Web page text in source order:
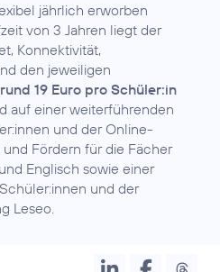
jährlich erworben
von 3 Jahren liegt der
Konnektivität,
den jeweiligen
rund 19 Euro pro Schüler:in
auf einer weiterführenden
und der Online-
Fördern für die Fächer
Englisch sowie einer
und der